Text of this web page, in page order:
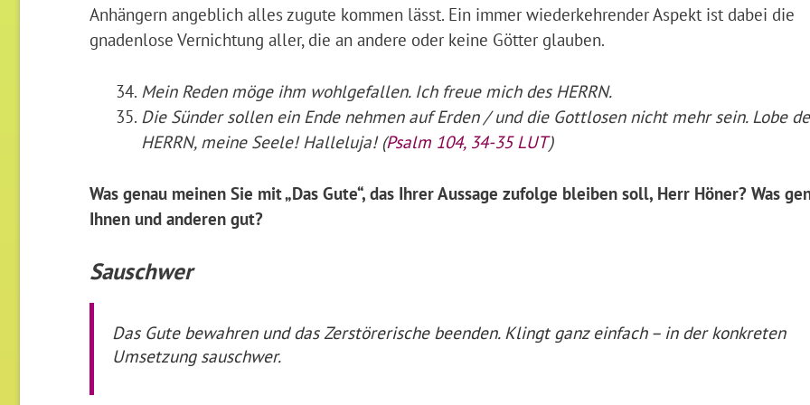
Anhängern angeblich alles zugute kommen lässt. Ein immer wiederkehrender Aspekt ist dabei die
gnadenlose Vernichtung aller, die an andere oder keine Götter glauben.
Mein Reden möge ihm wohlgefallen. Ich freue mich des HERRN.
Die Sünder sollen ein Ende nehmen auf Erden / und die Gottlosen nicht mehr sein. Lobe
HERRN, meine Seele! Halleluja! (Psalm 104, 34-35 LUT)
Was genau meinen Sie mit „Das Gute“, das Ihrer Aussage zufolge bleiben soll, Herr Höner? Was
Ihnen und anderen gut?
Sauschwer
Das Gute bewahren und das Zerstörerische beenden. Klingt ganz einfach – in der konkreten
Umsetzung sauschwer.